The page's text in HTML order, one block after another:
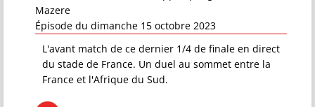
Mazere
Épisode du dimanche 15 octobre 2023
L'avant match de ce dernier 1/4 de finale en direct
du stade de France. Un duel au sommet entre la
France et l'Afrique du Sud.